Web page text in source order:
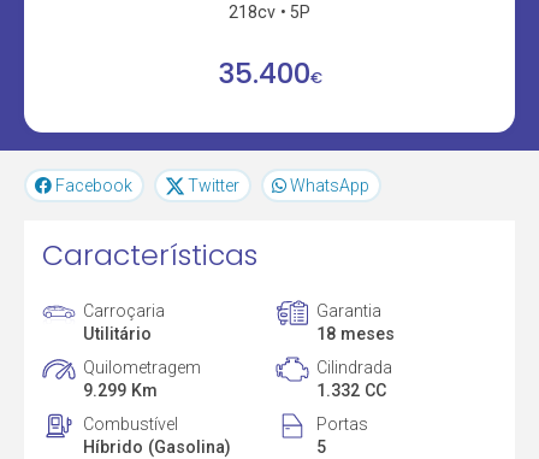
218cv
5P
35.400€
Facebook Twitter WhatsApp
Características
Carroçaria
Utilitário
Garantia
18 meses
Quilometragem
9.299 Km
Cilindrada
1.332 CC
Combustível
Híbrido (Gasolina)
Portas
5